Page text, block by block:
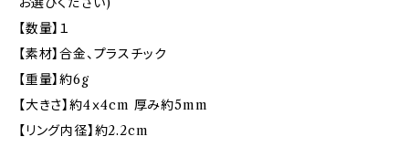
【数量】１
【素材】合金、プラスチック
【重量】約6g
【大きさ】約4ｘ4cm 厚み約5mm
【リング内径】約2.2cm